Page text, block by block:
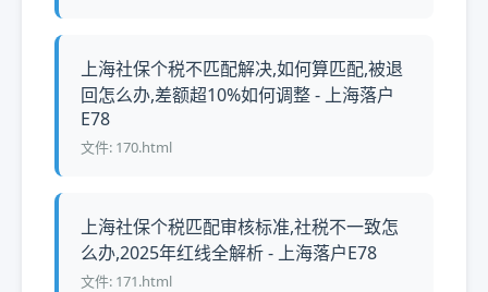
上海社保个税不匹配解决,如何算匹配,被退
回怎么办,差额超10%如何调整 - 上海落户
E78
文件: 170.html
上海社保个税匹配审核标准,社税不一致怎
么办,2025年红线全解析 - 上海落户E78
文件: 171.html